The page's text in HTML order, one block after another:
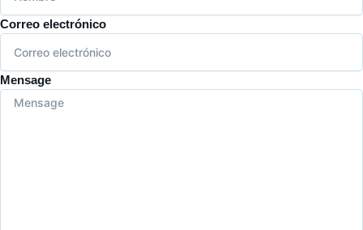
Correo electrónico
Mensage